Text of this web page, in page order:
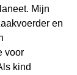
Mijn
en
voor
kind